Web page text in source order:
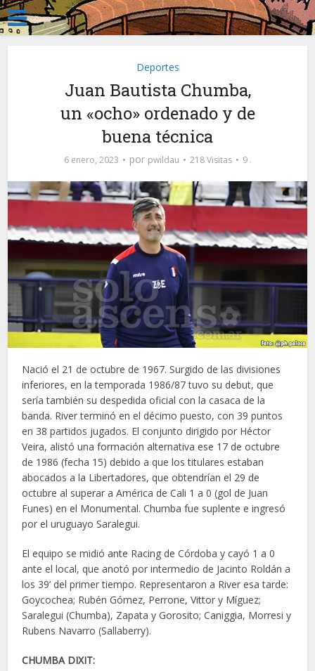
Deportes
Juan Bautista Chumba,
un «ocho» ordenado y de
buena técnica
6 enero, 2023 por pwildau 218 Visitas 9 .
Nació el 21 de octubre de 1967. Surgido de las divisiones
inferiores, en la temporada 1986/87 tuvo su debut, que
sería también su despedida oficial con la casaca de la
banda. River terminó en el décimo puesto, con 39 puntos
en 38 partidos jugados. El conjunto dirigido por Héctor
Veira, alistó una formación alternativa ese 17 de octubre
de 1986 (fecha 15) debido a que los titulares estaban
abocados a la Libertadores, que obtendrían el 29 de
octubre al superar a América de Cali 1 a 0 (gol de Juan
Funes) en el Monumental. Chumba fue suplente e ingresó
por el uruguayo Saralegui.
El equipo se midió ante Racing de Córdoba y cayó 1 a 0
ante el local, que anotó por intermedio de Jacinto Roldán a
los 39’ del primer tiempo. Representaron a River esa tarde:
Goycochea; Rubén Gómez, Perrone, Vittor y Míguez;
Saralegui (Chumba), Zapata y Gorosito; Caniggia, Morresi y
Rubens Navarro (Sallaberry).
CHUMBA DIXIT: